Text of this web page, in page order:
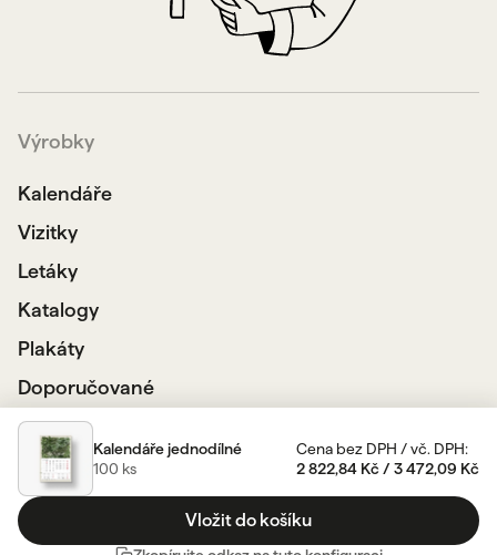
Kalendáře jednodílné
100 ks
Cena bez DPH /vč. DPH:
2 822,84 Kč / 3 472,09 Kč
Vložit do košíku
Výrobky
Kalendáře
Vizitky
Letáky
Katalogy
Plakáty
Doporučované
Velkoformátový tisk
Ostatní
Zdroje
Chroma Green